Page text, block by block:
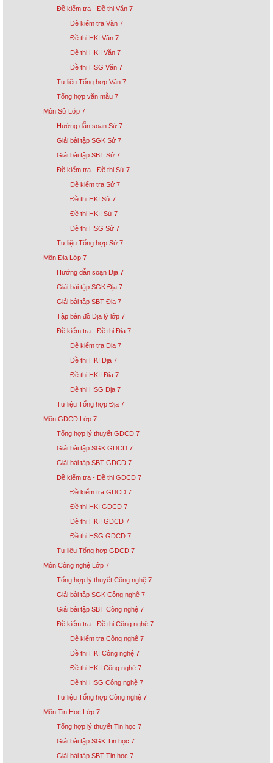
Đề kiểm tra - Đề thi Văn 7
Đề kiểm tra Văn 7
Đề thi HKI Văn 7
Đề thi HKII Văn 7
Đề thi HSG Văn 7
Tư liệu Tổng hợp Văn 7
Tổng hợp văn mẫu 7
Môn Sử Lớp 7
Hướng dẫn soạn Sử 7
Giải bài tập SGK Sử 7
Giải bài tập SBT Sử 7
Đề kiểm tra - Đề thi Sử 7
Đề kiểm tra Sử 7
Đề thi HKI Sử 7
Đề thi HKII Sử 7
Đề thi HSG Sử 7
Tư liệu Tổng hợp Sử 7
Môn Địa Lớp 7
Hướng dẫn soạn Địa 7
Giải bài tập SGK Địa 7
Giải bài tập SBT Địa 7
Tập bản đồ Địa lý lớp 7
Đề kiểm tra - Đề thi Địa 7
Đề kiểm tra Địa 7
Đề thi HKI Địa 7
Đề thi HKII Địa 7
Đề thi HSG Địa 7
Tư liệu Tổng hợp Địa 7
Môn GDCD Lớp 7
Tổng hợp lý thuyết GDCD 7
Giải bài tập SGK GDCD 7
Giải bài tập SBT GDCD 7
Đề kiểm tra - Đề thi GDCD 7
Đề kiểm tra GDCD 7
Đề thi HKI GDCD 7
Đề thi HKII GDCD 7
Đề thi HSG GDCD 7
Tư liệu Tổng hợp GDCD 7
Môn Công nghệ Lớp 7
Tổng hợp lý thuyết Công nghệ 7
Giải bài tập SGK Công nghệ 7
Giải bài tập SBT Công nghệ 7
Đề kiểm tra - Đề thi Công nghệ 7
Đề kiểm tra Công nghệ 7
Đề thi HKI Công nghệ 7
Đề thi HKII Công nghệ 7
Đề thi HSG Công nghệ 7
Tư liệu Tổng hợp Công nghệ 7
Môn Tin Học Lớp 7
Tổng hợp lý thuyết Tin học 7
Giải bài tập SGK Tin học 7
Giải bài tập SBT Tin học 7